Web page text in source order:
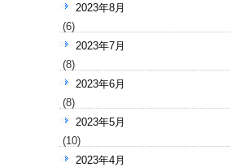
2023年8月
(6)
2023年7月
(8)
2023年6月
(8)
2023年5月
(10)
2023年4月